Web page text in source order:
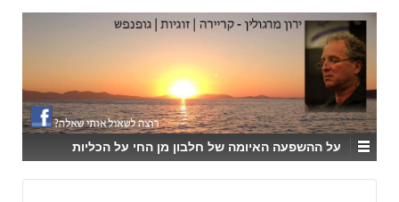
↓
SKIP
TO
MAIN
CONTENT
על ההשפעה האיומה של חלבון מן החי על הכליות